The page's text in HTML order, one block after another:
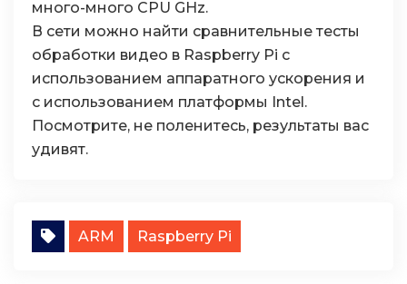
много-много CPU GHz.
В сети можно найти сравнительные тесты
обработки видео в Raspberry Pi с
использованием аппаратного ускорения и
с использованием платформы Intel.
Посмотрите, не поленитесь, результаты вас
удивят.
ARM Raspberry Pi